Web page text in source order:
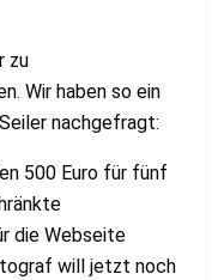
zu
Wir haben so ein
nachgefragt:
500 Euro für fünf
die Webseite
will jetzt noch